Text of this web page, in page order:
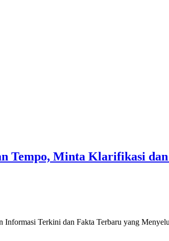
Tempo, Minta Klarifikasi
Terkini dan Fakta Terbaru yang